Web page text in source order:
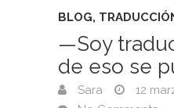
BLOG,
—Soy
de eso se
Sara
12